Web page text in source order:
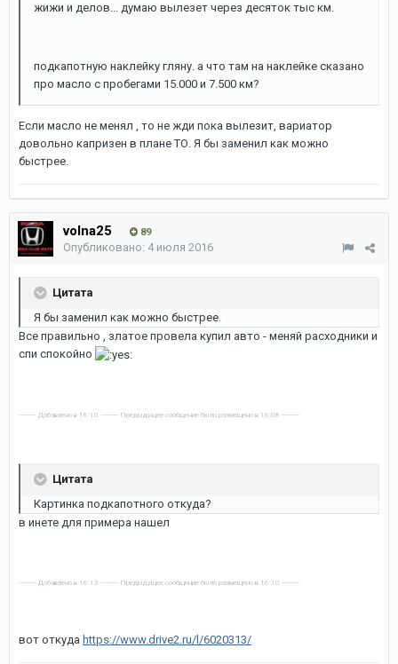
жижи и делов... думаю вылезет через десяток тыс км.
подкапотную наклейку гляну. а что там на наклейке сказано
про масло с пробегами 15.000 и 7.500 км?
Если масло не менял , то не жди пока вылезит, вариатор
довольно капризен в плане ТО. Я бы заменил как можно
быстрее.
volna25 89
Опубликовано: 4 июля 2016
Цитата
Я бы заменил как можно быстрее.
Все правильно , златое провела купил авто - меняй расходники и
спи спокойно
---------- Добавлено в 16:10 ---------- Предыдущее сообщение было размещено в 16:08 ----------
Цитата
Картинка подкапотного откуда?
в инете для примера нашел
---------- Добавлено в 16:13 ---------- Предыдущее сообщение было размещено в 16:10 ----------
вот откуда https://www.drive2.ru/l/6020313/